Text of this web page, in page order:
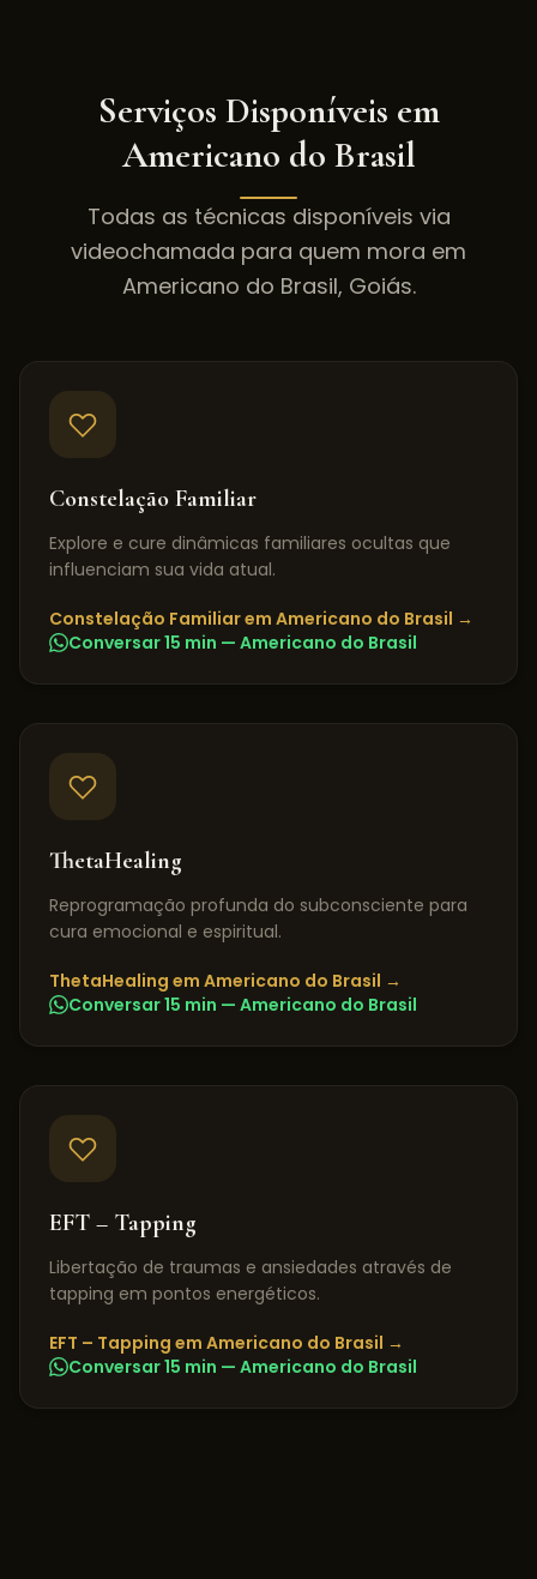
Serviços Disponíveis em
Americano do Brasil
Todas as técnicas disponíveis via
videochamada para quem mora em
Americano do Brasil, Goiás.
Constelação Familiar
Explore e cure dinâmicas familiares ocultas que
influenciam sua vida atual.
Constelação Familiarem Americano do Brasil →
Conversar 15 min — Americano do Brasil
ThetaHealing
Reprogramação profunda do subconsciente para
cura emocional e espiritual.
ThetaHealing em Americano do Brasil →
Conversar 15 min — Americano do Brasil
EFT – Tapping
Libertação de traumas e ansiedades através de
tapping em pontos energéticos.
EFT – Tapping em Americano do Brasil →
Conversar 15 min — Americano do Brasil